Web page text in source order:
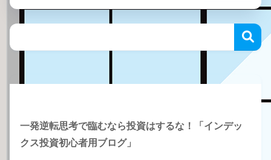
一発逆転思考で臨むなら投資はするな！「インデッ
クス投資初心者用ブログ」